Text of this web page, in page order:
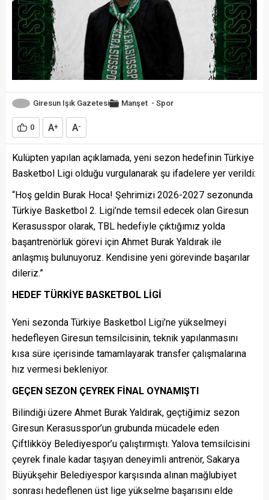
Giresun Işık Gazetesi Manşet - Spor
0 A+ A-
Kulüpten yapılan açıklamada, yeni sezon hedefinin Türkiye
Basketbol Ligi olduğu vurgulanarak şu ifadelere yer verildi:
“Hoş geldin Burak Hoca! Şehrimizi 2026-2027 sezonunda
Türkiye Basketbol 2. Ligi’nde temsil edecek olan Giresun
Kerasusspor olarak, TBL hedefiyle çıktığımız yolda
başantrenörlük görevi için Ahmet Burak Yaldırak ile
anlaşmış bulunuyoruz. Kendisine yeni görevinde başarılar
dileriz.”
HEDEF TÜRKİYE BASKETBOL LİGİ
Yeni sezonda Türkiye Basketbol Ligi’ne yükselmeyi
hedefleyen Giresun temsilcisinin, teknik yapılanmasını
kısa süre içerisinde tamamlayarak transfer çalışmalarına
hız vermesi bekleniyor.
GEÇEN SEZON ÇEYREK FİNAL OYNAMIŞTI
Bilindiği üzere Ahmet Burak Yaldırak, geçtiğimiz sezon
Giresun Kerasusspor’un grubunda mücadele eden
Çiftlikköy Belediyespor’u çalıştırmıştı. Yalova temsilcisini
çeyrek finale kadar taşıyan deneyimli antrenör, Sakarya
Büyükşehir Belediyespor karşısında alınan mağlubiyet
sonrası hedeflenen üst lige yükselme başarısını elde